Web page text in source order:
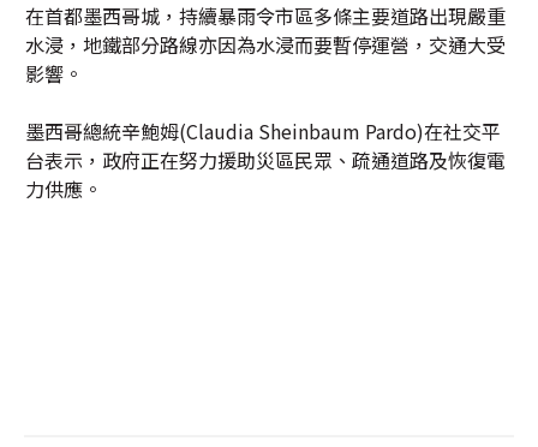
在首都墨西哥城，持續暴雨令市區多條主要道路出現嚴重
水浸，地鐵部分路線亦因為水浸而要暫停運營，交通大受
影響。
墨西哥總統辛鮑姆(Claudia Sheinbaum Pardo)在社交平
台表示，政府正在努力援助災區民眾、疏通道路及恢復電
力供應。